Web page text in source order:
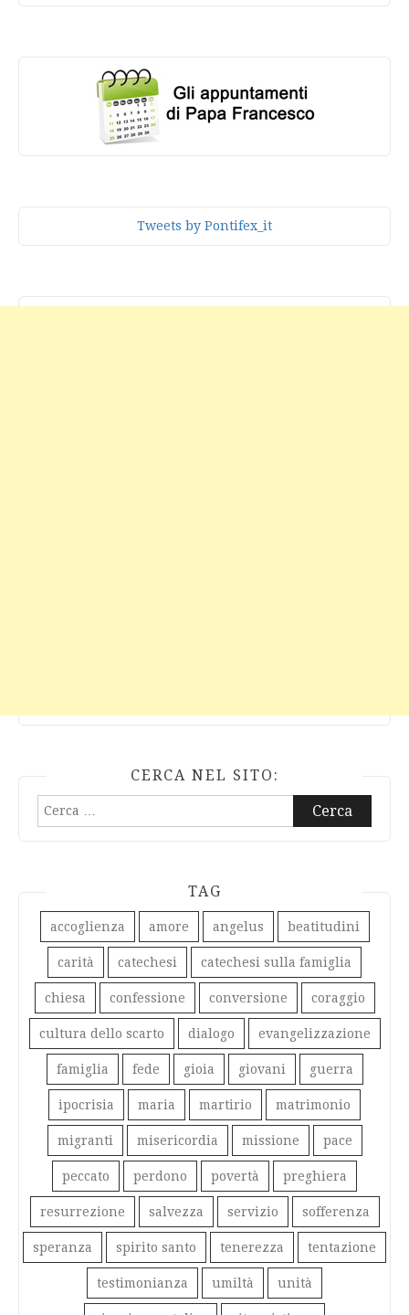
Tweets by Pontifex_it
CERCA NEL SITO:
Ricerca
per:
TAG
accoglienza amore angelus beatitudini
carità catechesi catechesi sulla famiglia
chiesa confessione conversione coraggio
cultura dello scarto dialogo evangelizzazione
famiglia fede gioia giovani guerra
ipocrisia maria martirio matrimonio
migranti misericordia missione pace
peccato perdono povertà preghiera
resurrezione salvezza servizio sofferenza
speranza spirito santo tenerezza tentazione
testimonianza umiltà unità